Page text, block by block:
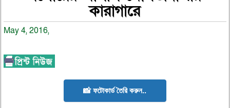
কারাগারে
May 4, 2016,
📸 ফটোকার্ড তৈরি করুন..